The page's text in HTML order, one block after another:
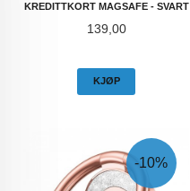
KREDITTKORT MAGSAFE - SVART
Pris
139,00
KJØP
-10%